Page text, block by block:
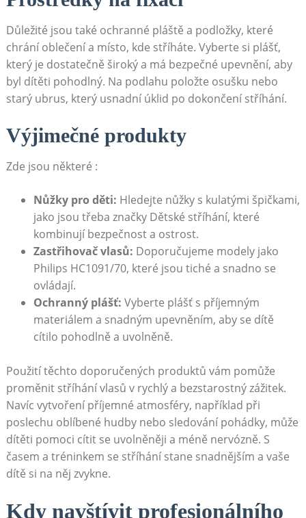
Důležité jsou také ochranné pláště a podložky, které
chrání oblečení a místo, kde stříháte. Vyberte si plášť,
který je dostatečně široký a má bezpečné upevnění, aby
byl dítěti pohodlný. Na podlahu položte osušku nebo
starý ubrus, který usnadní úklid po dokončení stříhání.
Výjimečné produkty
Zde jsou některé :
Nůžky pro děti: Hledejte nůžky s kulatými špičkami,
jako jsou třeba značky Dětské stříhání, které
kombinují bezpečnost a ostrost.
Zastřihovač vlasů: Doporučujeme modely jako
Philips HC1091/70, které jsou tiché a snadno se
ovládají.
Ochranný plášť: Vyberte plášť s příjemným
materiálem a snadným upevněním, aby se dítě
cítilo pohodlně a uvolněně.
Použití těchto doporučených produktů vám pomůže
proměnit stříhání vlasů v rychlý a bezstarostný zážitek.
Navíc vytvoření příjemné atmosféry, například při
poslechu oblíbené hudby nebo sledování pohádky, může
dítěti pomoci cítit se uvolněněji a méně nervózně. S
časem a tréninkem se stříhání stane snadnějším a vaše
dítě si na něj zvykne.
Kdy navštívit profesionálního